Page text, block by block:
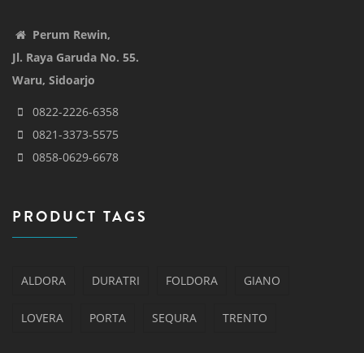
Perum Rewin,
Jl. Raya Garuda No. 55.
Waru, Sidoarjo
0822-2226-6358
0821-3373-5575
0858-0629-6678
PRODUCT TAGS
ALDORA DURATRI FOLDORA GIANO
LOVERA PORTA SEQURA TRENTO